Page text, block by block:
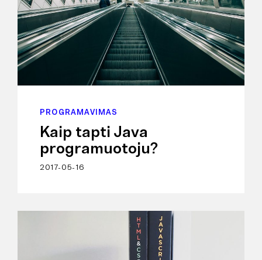
PROGRAMAVIMAS
Kaip tapti Java
programuotoju?
2017-05-16